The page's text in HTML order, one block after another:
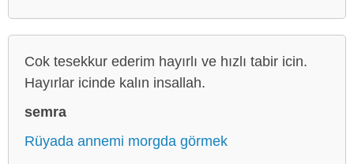
Cok tesekkur ederim hayırlı ve hızlı tabir icin.
Hayırlar icinde kalın insallah.
semra
Rüyada annemi morgda görmek